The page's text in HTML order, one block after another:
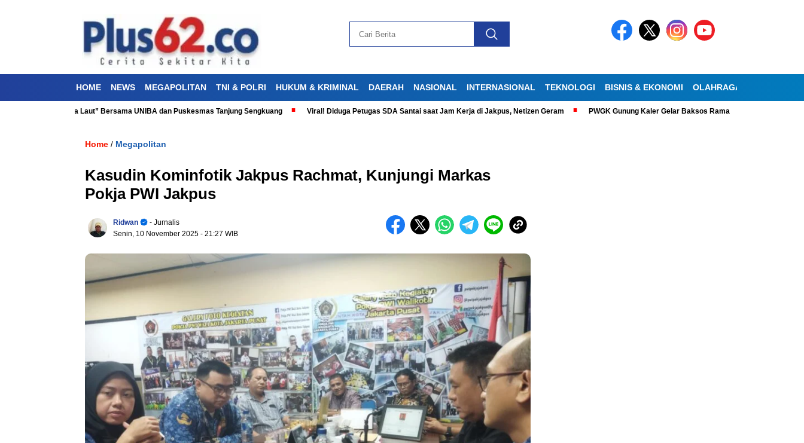
HOME NEWS MEGAPOLITAN TNI & POLRI HUKUM & KRIMINAL DAERAH NASIONAL INTERNASIONAL TEKNOLOGI BISNIS & EKONOMI OLAHRAGA
“Aku Cinta Laut” Bersama UNIBA dan Puskesmas Tanjung Sengkuang Viral! Diduga Petugas SDA Santai saat Jam Kerja di Jakpus, Netizen Geram PWGK Gunung Kaler Gelar Baksos Ramadan, Bantu Lansia Tunanetra
Home / Megapolitan
Kasudin Kominfotik Jakpus Rachmat, Kunjungi Markas
Pokja PWI Jakpus
Ridwan
- Jurnalis
Senin, 10 November 2025 - 21:27 WIB